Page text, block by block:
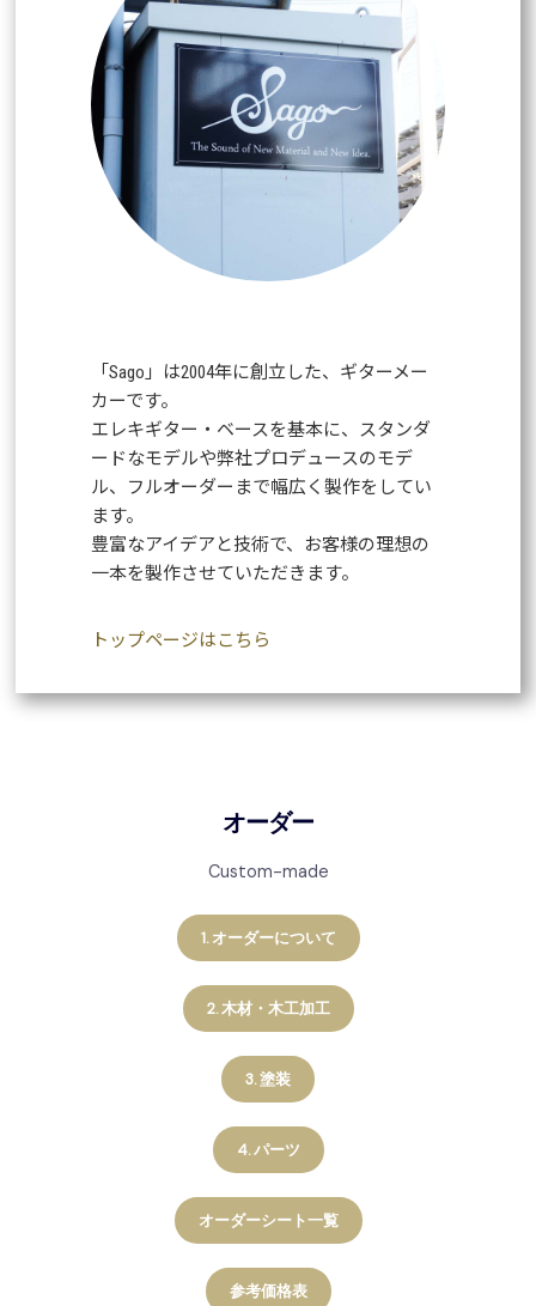
「Sago」は2004年に創立した、ギターメー
カーです。
エレキギター・ベースを基本に、スタンダ
ードなモデルや弊社プロデュースのモデ
ル、フルオーダーまで幅広く製作をしてい
ます。
豊富なアイデアと技術で、お客様の理想の
一本を製作させていただきます。
トップページはこちら
オーダー
Custom-made
1. オーダーについて
2. 木材・木工加工
3. 塗装
4. パーツ
オーダーシート一覧
参考価格表